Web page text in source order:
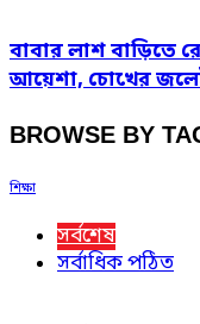
বাবার লাশ বাড়িতে
আয়েশা, চোখের
BROWSE BY
শিক্ষা
সর্বশেষ
সর্বাধিক পঠিত